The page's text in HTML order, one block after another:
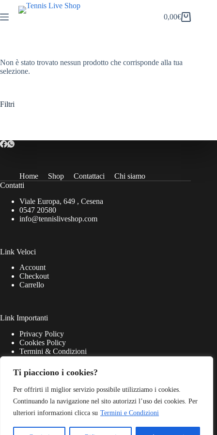
Ti piacciono i cookies?
Per offrirti il miglior servizio possibile utilizziamo i cookies.
Continuando la navigazione nel sito autorizzi l’uso dei cookies. Per
ulteriori informazioni clicca su Termini e Condizioni
al
contenuto
Carrello
0,00€
Non è stato trovato nessun prodotto che corrisponde alla tua
selezione.
Filtri
Home Shop Contattaci
Chi siamo
Contatti
Viale Europa, 649 , Cesena
0547 20580
info@tennisliveshop.com
Link Veloci
Account
Checkout
Carrello
Link Importanti
Privacy Policy
Cookies Policy
Termini & Condizioni